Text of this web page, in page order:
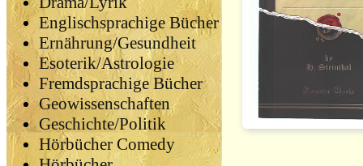
Englischsprachige Bücher
Ernährung/Gesundheit
Esoterik/Astrologie
Fremdsprachige Bücher
Geowissenschaften
Geschichte/Politik
Hörbücher Comedy